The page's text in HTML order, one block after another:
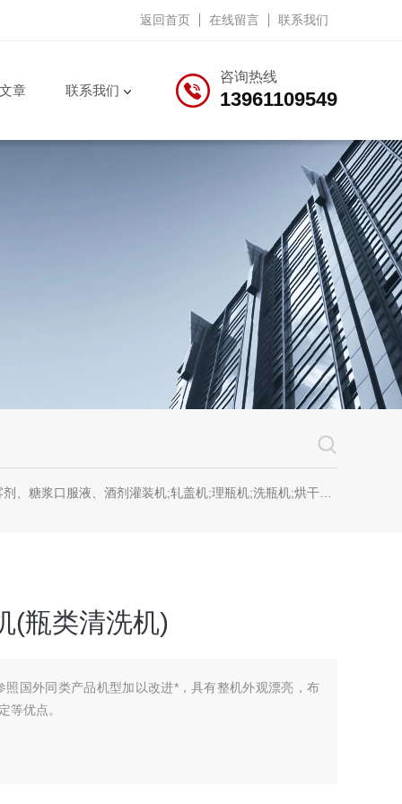
返回首页 在线留言 联系我们
咨询热线
13961109549
章 联系我们
浆口服液、酒剂灌装机;轧盖机;理瓶机;洗瓶机;烘干机;套标机;喷码机;贴标机
(瓶类清洗机)
照国外同类产品机型加以改进*，具有整机外观漂亮，布
等优点。